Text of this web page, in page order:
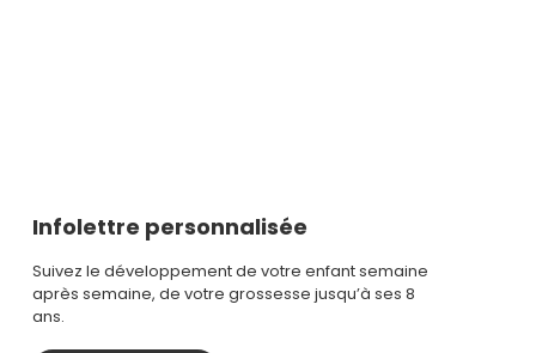
Infolettre personnalisée
Suivez le développement de votre enfant semaine
après semaine, de votre grossesse jusqu’à ses 8
ans.